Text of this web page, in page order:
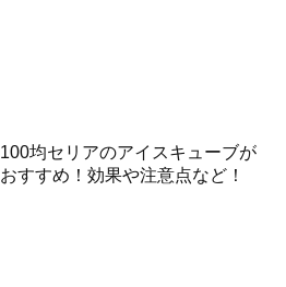
100均セリアのアイスキューブが
おすすめ！効果や注意点など！